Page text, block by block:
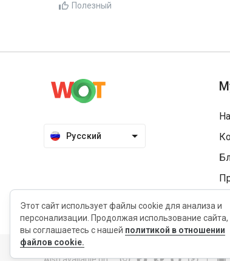
Полезный
Русский
Конфиденциальность
Also available on:
Этот сайт использует файлы cookie для анализа и
персонализации. Продолжая использование сайта,
вы соглашаетесь с нашей политикой в отношении
файлов cookie.